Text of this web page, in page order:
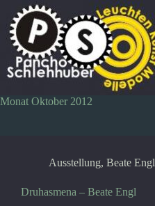
Inhalt
springen
Monat Oktober 2012
Ausstellung, Beate Engl
Druhasmena – Beate Engl